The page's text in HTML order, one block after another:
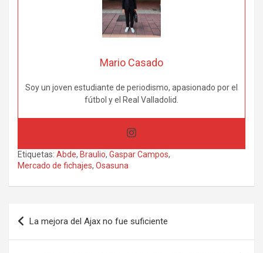
Mario Casado
Soy un joven estudiante de periodismo, apasionado por el
fútbol y el Real Valladolid.
Etiquetas: Abde, Braulio, Gaspar Campos,
Mercado de fichajes, Osasuna
Navegación
de
La mejora del Ajax no fue suficiente